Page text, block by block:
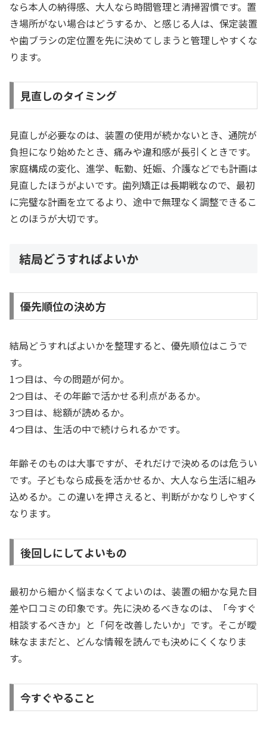
なら本人の納得感、大人なら時間管理と清掃習慣です。置
き場所がない場合はどうするか、と感じる人は、保定装置
や歯ブラシの定位置を先に決めてしまうと管理しやすくな
ります。
見直しのタイミング
見直しが必要なのは、装置の使用が続かないとき、通院が
負担になり始めたとき、痛みや違和感が長引くときです。
家庭構成の変化、進学、転勤、妊娠、介護などでも計画は
見直したほうがよいです。歯列矯正は長期戦なので、最初
に完璧な計画を立てるより、途中で無理なく調整できるこ
とのほうが大切です。
結局どうすればよいか
優先順位の決め方
結局どうすればよいかを整理すると、優先順位はこうで
す。
1つ目は、今の問題が何か。
2つ目は、その年齢で活かせる利点があるか。
3つ目は、総額が読めるか。
4つ目は、生活の中で続けられるかです。
年齢そのものは大事ですが、それだけで決めるのは危うい
です。子どもなら成長を活かせるか、大人なら生活に組み
込めるか。この違いを押さえると、判断がかなりしやすく
なります。
後回しにしてよいもの
最初から細かく悩まなくてよいのは、装置の細かな見た目
差や口コミの印象です。先に決めるべきなのは、「今すぐ
相談するべきか」と「何を改善したいか」です。そこが曖
昧なままだと、どんな情報を読んでも決めにくくなりま
す。
今すぐやること